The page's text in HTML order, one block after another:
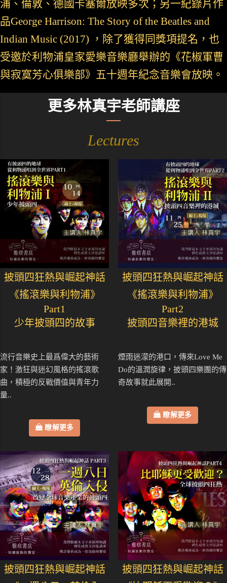
浦、倫敦、德國卡塞爾放映多次；另一紀錄片作
品George Harrison: The Story of the Beatles and
Indian Music (2017) ，除了獲得同獎項提名，也
受邀於利物浦皇家愛樂音樂廳舉辦的《花椒軍曹
與寂寞芳心俱樂部》五十週年紀念音樂會放映。
更多林真宇老師講座
Lectures
披頭四狂熱與崛起神話
《搖滾樂與利物浦》
Part1
少年披頭四的故事
流行音樂史上最爲偉大的藝術
家！激狂與迷幻風格的搖滾歌
曲，積極的反戰價值與青年力
量..
瞭解更多
披頭四狂熱與崛起神話
《搖滾樂與利物浦》
Part2
披頭四音樂裡的港城
煙雨迷濛的港口，傳來Love Me
Do的溫潤旋律，披頭四樂團的傳
奇故事就此展開..
瞭解更多
披頭四狂熱與崛起神話
披頭四狂熱與崛起神話